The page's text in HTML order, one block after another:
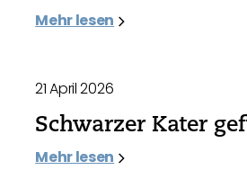
Mehr lesen
21 April 2026
Schwarzer Kater
Mehr lesen